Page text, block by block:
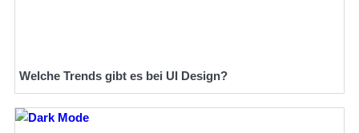
Welche Trends gibt es bei UI Design?